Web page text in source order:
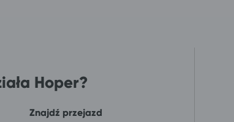
Hoper?
Znajdź przejazd